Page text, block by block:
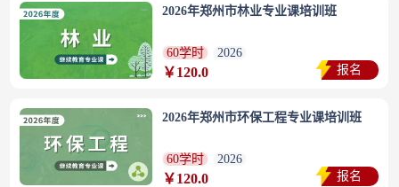
2026年郑州市林业专业课培训班
60学时 2026
￥120.0 报名
2026年郑州市环保工程专业课培训班
60学时 2026
￥120.0 报名